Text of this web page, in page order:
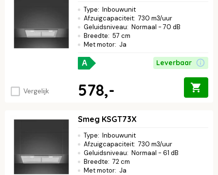
Vergelijk
Type: Inbouwunit
Afzuigcapaciteit: 730 m3/uur
Geluidsniveau: Normaal - 70 dB
Breedte: 57 cm
Met motor: Ja
A Leverbaar
578,-
Smeg KSGT73X
Type: Inbouwunit
Afzuigcapaciteit: 730 m3/uur
Geluidsniveau: Normaal - 61 dB
Breedte: 72 cm
Met motor: Ja